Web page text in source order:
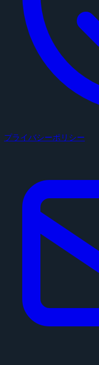
プライバシーポリシー